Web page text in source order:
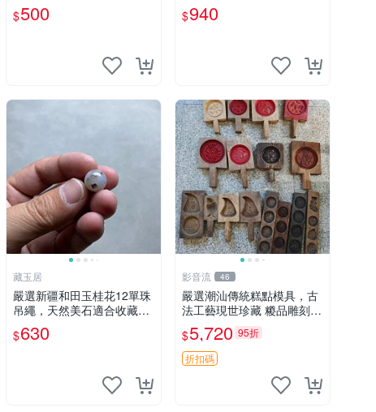
運招財字體可選擇《紀老師
玉石坊》人一生使用、擁有
$500
年代 古董 材質石器
$940
藏玉居
嚴選新疆和田玉桂花12單珠
吊繩，天然美石適合收藏
家。48元超值特惠！ 桂花
石頭 和田玉
$630
影音流 46
嚴選潮汕傳統糕點模具，古
法工藝現世珍藏 糉品雕刻老
印模 粵式粿品雕刻模具 老
師傅工藝實物嚮導版 潮州文
化伴手禮 潮汕地區專用粿品
雕花印板 古早手工技術呈
$5,720 95折
折扣碼